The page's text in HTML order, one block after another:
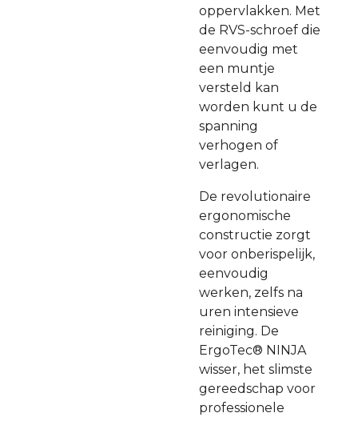
oppervlakken. Met
de RVS-schroef die
eenvoudig met
een muntje
versteld kan
worden kunt u de
spanning
verhogen of
verlagen.
De revolutionaire
ergonomische
constructie zorgt
voor onberispelijk,
eenvoudig
werken, zelfs na
uren intensieve
reiniging. De
ErgoTec® NINJA
wisser, het slimste
gereedschap voor
professionele